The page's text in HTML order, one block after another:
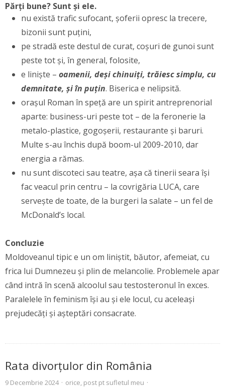
Părți bune? Sunt și ele.
nu există trafic sufocant, șoferii opresc la trecere,
bizonii sunt puțini,
pe stradă este destul de curat, coșuri de gunoi sunt
peste tot și, în general, folosite,
e liniște – oamenii, deși chinuiți, trăiesc simplu, cu
demnitate, și în puțin. Biserica e nelipsită.
orașul Roman în speță are un spirit antreprenorial
aparte: business-uri peste tot – de la feronerie la
metalo-plastice, gogoșerii, restaurante și baruri.
Multe s-au închis după boom-ul 2009-2010, dar
energia a rămas.
nu sunt discoteci sau teatre, așa că tinerii seara își
fac veacul prin centru – la covrigăria LUCA, care
servește de toate, de la burgeri la salate – un fel de
McDonald’s local.
Concluzie
Moldoveanul tipic e un om liniștit, băutor, afemeiat, cu
frica lui Dumnezeu și plin de melancolie. Problemele apar
când intră în scenă alcoolul sau testosteronul în exces.
Paralelele în feminism își au și ele locul, cu aceleași
prejudecăți și așteptări consacrate.
Rata divorțulor din România
9 Decembrie 2024 · orice, post pt sufletul meu ·